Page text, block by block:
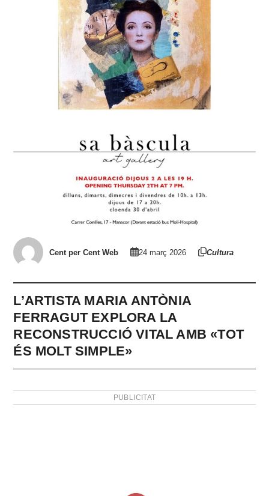
Cent per Cent Web 24 març 2026 Cultura
L’ARTISTA MARIA ANTÒNIA
FERRAGUT EXPLORA LA
RECONSTRUCCIÓ VITAL AMB «TOT
ÉS MOLT SIMPLE»
PUBLICITAT